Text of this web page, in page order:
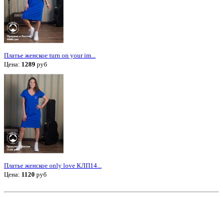
Платье женское turn on your im...
Цена: 1289 руб
Платье женское only love КЛП14...
Цена: 1120 руб